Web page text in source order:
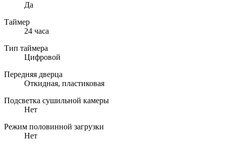
Да
Таймер
24 часа
Тип таймера
Цифровой
Передняя дверца
Откидная, пластиковая
Подсветка сушильной камеры
Нет
Режим половинной загрузки
Нет